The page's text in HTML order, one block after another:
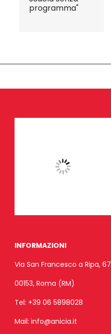
programma"
INFORMAZIONI
Via San Francesco a Ripa, 67
00153, Roma (RM)
Tel: +39 06 5898028
Mail: info@anicia.it